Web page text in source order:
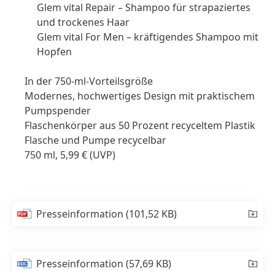
Glem vital Repair – Shampoo für strapaziertes
und trockenes Haar
Glem vital For Men – kräftigendes Shampoo mit
Hopfen
In der 750-ml-Vorteilsgröße
Modernes, hochwertiges Design mit praktischem
Pumpspender
Flaschenkörper aus 50 Prozent recyceltem Plastik
Flasche und Pumpe recycelbar
750 ml, 5,99 €(UVP)
Presseinformation(101,52 KB)
Presseinformation(57,69 KB)